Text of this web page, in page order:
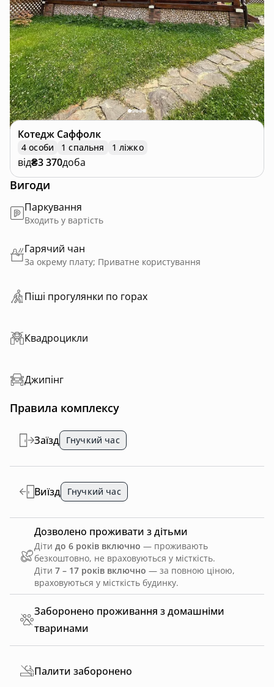
Котедж Саффолк
4 особи 1 спальня 1 ліжко
від₴3 370доба
Вигоди
Паркування
Входить у вартість
Гарячий чан
За окрему плату; Приватне користування
Пiшi прoгулянки пo горах
Квадроцикли
Джипінг
Правила комплексу
Заборонено проживання з домашніми
тваринами
Заїзд Гнучкий час
Виїзд Гнучкий час
Дозволено проживати з дітьми
Діти до 6 років включно — проживають
безкоштовно, не враховуються у місткість.
Діти 7 – 17 років включно — за повною ціною,
враховуються у місткість будинку.
Палити заборонено